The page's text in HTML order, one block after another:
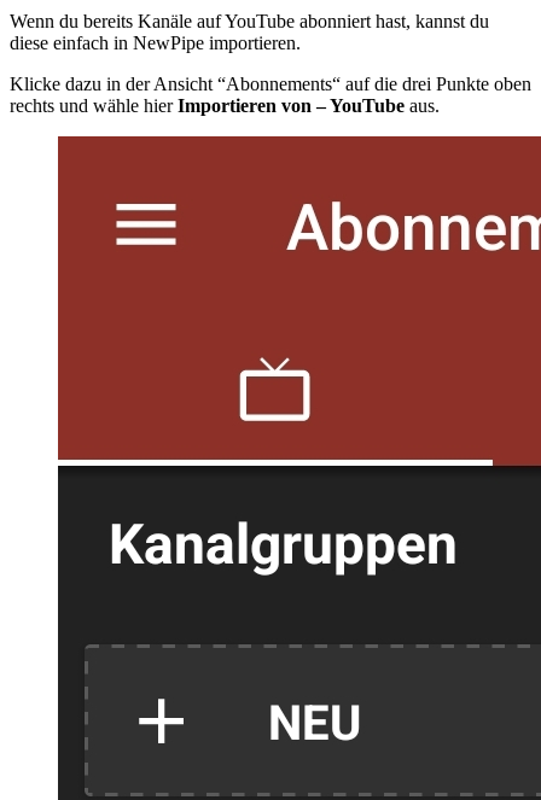
Wenn du bereits Kanäle auf YouTube abonniert hast, kannst du
diese einfach in NewPipe importieren.
Klicke dazu in der Ansicht “Abonnements“ auf die drei Punkte oben
rechts und wähle hierImportieren von – YouTube aus.